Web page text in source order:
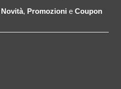
Novità, Promozioni e Coupon